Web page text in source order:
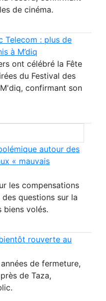
de cinéma.
Telecom : plus de
à M’diq
ont célébré la Fête
du Festival des
confirmant son
autour des
« mauvais
les compensations
questions sur la
biens volés.
rouverte au
de fermeture,
de Taza,